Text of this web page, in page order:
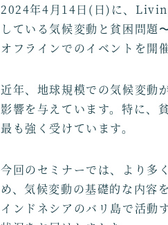
2024年4月14日(日)に、
している気候変動と貧困問題
オフラインでのイベントを開
近年、地球規模での気候変動
影響を与えています。特に、
最も強く受けています。
今回のセミナーでは、より多
め、気候変動の基礎的な内容
インドネシアのバリ島で活動